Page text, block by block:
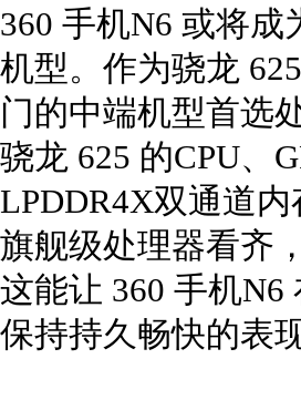
360 手机N6 或将
机型。作为骁龙
门的中端机型首选
骁龙 625 的CPU、
LPDDR4X双通道
旗舰级处理器看齐
这能让 360 手机
保持持久畅快的表